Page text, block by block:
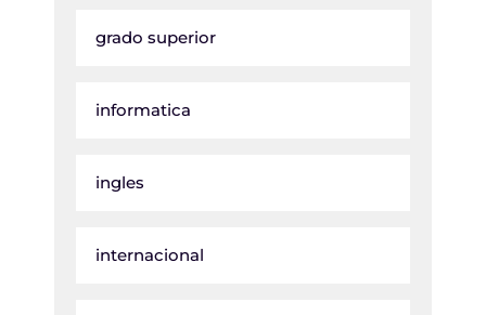
grado superior
informatica
ingles
internacional